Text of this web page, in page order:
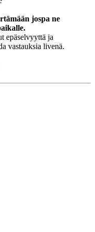
jospa ne
epäselvyyttä ja
vastauksia livenä.